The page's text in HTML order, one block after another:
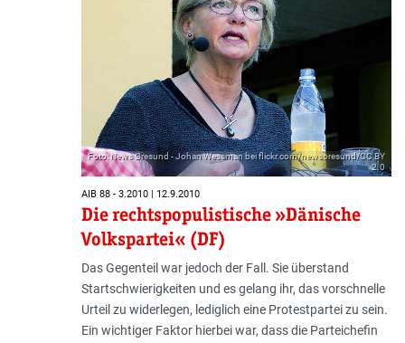
Foto: News Øresund - Johan Wessman bei flickr.com/newsoresund/CC BY
2.0
AIB 88 - 3.2010 | 12.9.2010
Die rechtspopulistische »Dänische
Volkspartei« (DF)
Das Gegenteil war jedoch der Fall. Sie überstand
Startschwierigkeiten und es gelang ihr, das vorschnelle
Urteil zu widerlegen, lediglich eine Protestpartei zu sein.
Ein wichtiger Faktor hierbei war, dass die Parteichefin